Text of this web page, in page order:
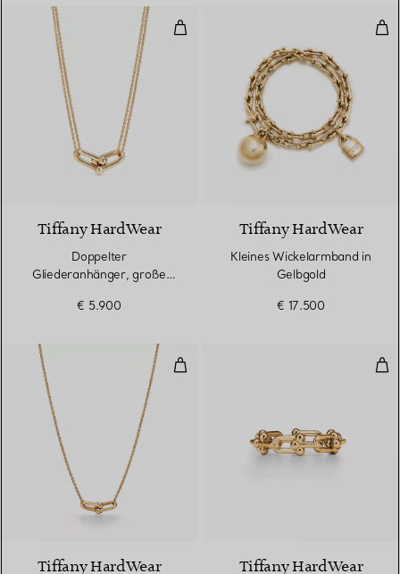
Doppelter Gliederanhänger,
Tiffany HardWear
Doppelter
Gliederanhänger, große
€ 5.900
Tiffany HardWear
Kleines Wickelarmband in
Gelbgold
€ 17.500
Doppelter Gliederanhänger mit
Tiffany HardWear Tiffany HardWear